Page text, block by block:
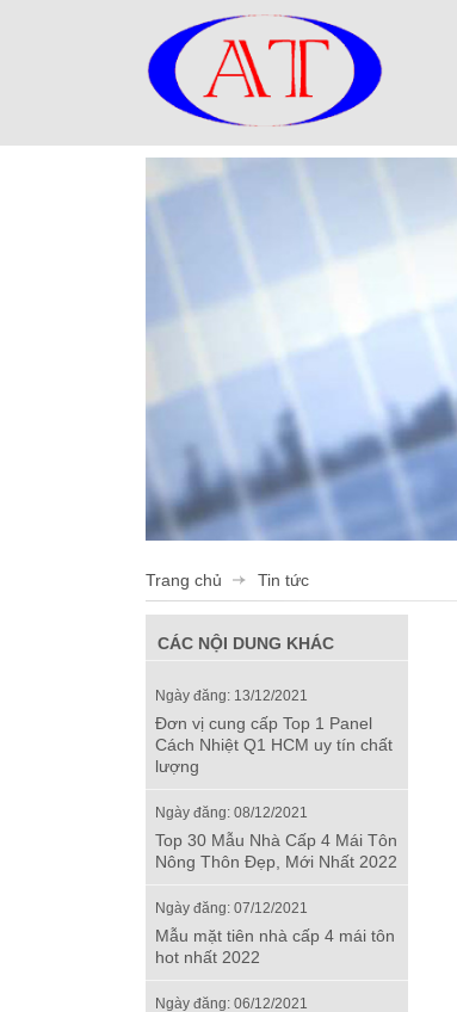
Trang chủ Tin tức
CÁC NỘI DUNG KHÁC
Ngày đăng: 13/12/2021
Đơn vị cung cấp Top 1 Panel
Cách Nhiệt Q1 HCM uy tín chất
lượng
Ngày đăng: 08/12/2021
Top 30 Mẫu Nhà Cấp 4 Mái Tôn
Nông Thôn Đẹp, Mới Nhất 2022
Ngày đăng: 07/12/2021
Mẫu mặt tiên nhà cấp 4 mái tôn
hot nhất 2022
Ngày đăng: 06/12/2021